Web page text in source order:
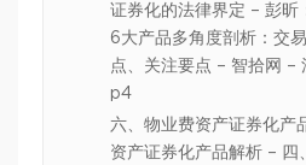
证券化的法律界定 – 彭昕
6大产品多角度剖析：交
点、关注要点 – 智拾网 –
p4
六、物业费资产证券化产
资产证券化产品解析 –